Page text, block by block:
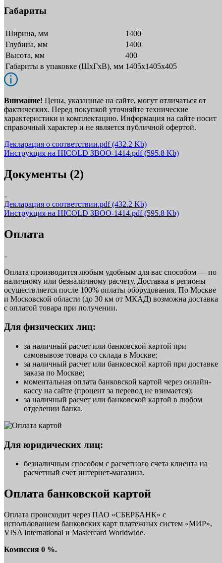
Габариты
Ширина, мм
1400
Глубина, мм
1400
Высота, мм
400
Габариты в упаковке (ШxГxВ), мм 1405х1405х405
Внимание! Цены, указанные на сайте, могут отличаться от
фактических. Перед покупкой уточняйте технические
характеристики и комплектацию. Информация на сайте носит
справочный характер и не является публичной офертой.
Декларация о соответствии.pdf(432.2 Kb)
Инструкция на HICOLD ЗВОО-1414.pdf(595.8 Kb)
Документы (2)
Декларация о соответствии.pdf(432.2 Kb)
Инструкция на HICOLD ЗВОО-1414.pdf(595.8 Kb)
Оплата
Оплата производится любым удобным для вас способом — по
наличному или безналичному расчету. Доставка в регионы
осуществляется после 100% оплаты оборудования. По Москве
и Московской области (до 30 км от МКАД) возможна доставка
с оплатой товара при получении.
Для физических лиц:
за наличный расчет или банковской картой при
самовывозе товара со склада в Москве;
за наличный расчет или банковской картой при доставке
заказа по Москве;
моментальная оплата банковской картой через онлайн-
кассу на сайте (процент за перевод не взимается);
за наличный расчет или банковской картой в любом
отделении банка.
Для юридических лиц:
безналичным способом с расчетного счета клиента на
расчетный счет интернет-магазина.
Оплата банковской картой
Оплата происходит через ПАО «СБЕРБАНК» с
использованием банковских карт платежных систем «МИР»,
VISA International и Mastercard Worldwide.
Комиссия 0 %.